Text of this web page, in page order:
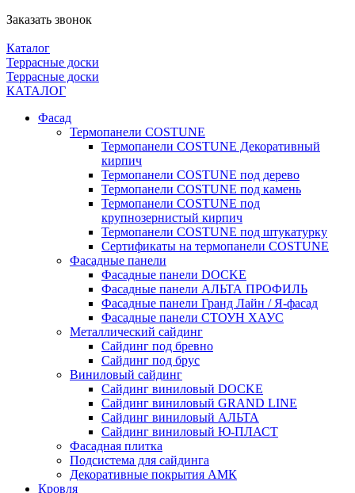
Заказать звонок
Каталог
Террасные доски
Террасные доски
КАТАЛОГ
Фасад
Термопанели COSTUNE
Термопанели COSTUNE Декоративный
кирпич
Термопанели COSTUNE под дерево
Термопанели COSTUNE под камень
Термопанели COSTUNE под
крупнозернистый кирпич
Термопанели COSTUNE под штукатурку
Сертификаты на термопанели COSTUNE
Фасадные панели
Фасадные панели DOCKE
Фасадные панели АЛЬТА ПРОФИЛЬ
Фасадные панели Гранд Лайн / Я-фасад
Фасадные панели СТОУН ХАУС
Металлический сайдинг
Сайдинг под бревно
Сайдинг под брус
Виниловый сайдинг
Сайдинг виниловый DOCKE
Сайдинг виниловый GRAND LINE
Сайдинг виниловый АЛЬТА
Сайдинг виниловый Ю-ПЛАСТ
Фасадная плитка
Подсистема для сайдинга
Декоративные покрытия АМК
Кровля